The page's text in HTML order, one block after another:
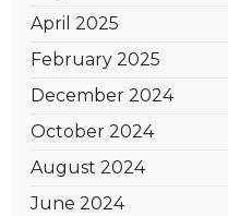
April 2025
February 2025
December 2024
October 2024
August 2024
June 2024